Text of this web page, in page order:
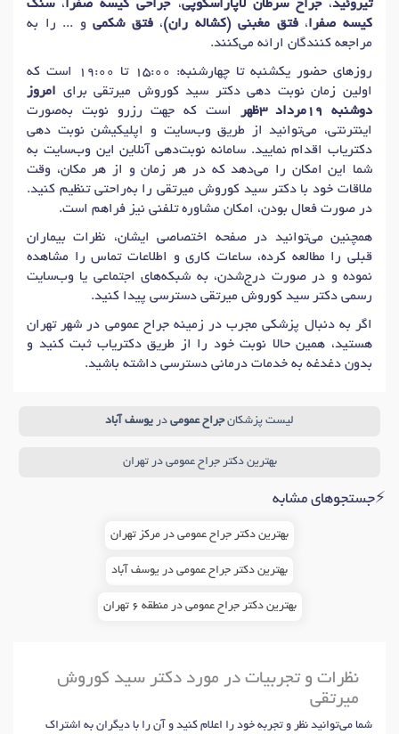
دکترجراحی سینوس پیلونیدال (کیست مویی) در تهران
دکترلیزرسینوس پیلونیدال (کیست مویی)
دکترجراحی کولورکتال (روده بزرگ) در تهران
دکتر جراحی لیزر توده در تهران دکتر هموروئید (بواسیر) در تهران
دکترآپاندیسیتدر تهران دکتر جراحی شقاق (فیشر مقعدی)در تهران
دکترفیستول مقعدیدر تهران دکترجراحی با لیزردر تهران
دکترجراحی زیبایی شکم (ابدومینوپلاستی) در تهران
دکترلیپوساکشندر تهران دکتربزرگ کردن باسندر تهران
دکترکوچک کردن سینهدر تهران
دکتر بزرگ کردن سینه (ماموپلاستی) در تهران دکتر لیفت بینی در تهران
دکتر جراحی ران (لیفت ران) در تهران دکترلیفت باسندر تهران
دکتربازسازی سینهدر تهران دکترلیفت سینه (ماستوپکسی)در تهران
ایمپلنت باسن در تهران لیپوساکشن ساق پا در تهران
لیپوساکشن کمر در تهران دکتر در تهران
در تهران
دکتربرداشتن پف چشم (بلفاروپلاستی)
در تهران واریس در تهران
تیروئید،جراح سرطان لاپاراسکوپی،جراحی کیسه صفرا،سنگ
کیسه صفرا،فتق مغبنی (کشاله ران)،فتق شکمیو ... را به
مراجعه کنندگان ارائه می‌کنند.
روزهای حضور یکشنبه تا چهارشنبه: 15:00 تا 19:00 است که
اولین زمان نوبت دهی دکتر سید کوروش میرتقی برای امروز
دوشنبه 19مرداد 3ظهر
است که جهت رزرو نوبت به‌صورت
اینترنتی، می‌توانید از طریق وب‌سایت و اپلیکیشن نوبت دهی
دکتریاب اقدام نمایید. سامانه نوبت‌دهی آنلاین این وب‌سایت به
شما این امکان را می‌دهد که در هر زمان و از هر مکان، وقت
ملاقات خود با دکتر سید کوروش میرتقی را به‌راحتی تنظیم کنید.
در صورت فعال بودن، امکان مشاوره تلفنی نیز فراهم است.
همچنین می‌توانید در صفحه اختصاصی ایشان، نظرات بیماران
قبلی را مطالعه کرده، ساعات کاری و اطلاعات تماس را مشاهده
نموده و در صورت درج‌شدن، به شبکه‌های اجتماعی یا وب‌سایت
رسمی دکتر سید کوروش میرتقی دسترسی پیدا کنید.
اگر به دنبال پزشکی مجرب در زمینه جراح عمومی در شهر تهران
هستید، همین حالا نوبت خود را از طریق دکتریاب ثبت کنید و
بدون دغدغه به خدمات درمانی دسترسی داشته باشید.
لیست پزشکانجراح عمومی در یوسف آباد
بهترین دکتر جراح عمومی در تهران
⚡جستجوهای مشابه
بهترین دکتر جراح عمومی در مرکز تهران
بهترین دکتر جراح عمومی در یوسف آباد
بهترین دکتر جراح عمومی در منطقه 6 تهران
نظرات و تجربیات در مورد دکتر سید کوروش
میرتقی
شما می‌توانید نظر و تجربه خود را اعلام کنید و آن را با دیگران به اشتراک